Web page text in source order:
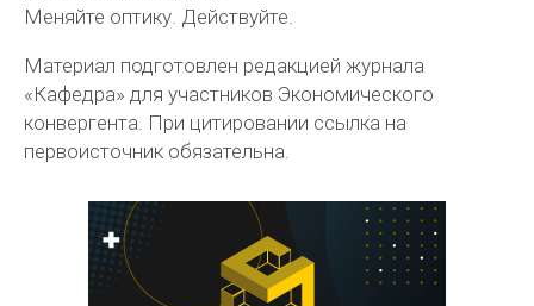
Меняйте оптику. Действуйте.
Материал подготовлен редакцией журнала
«Кафедра» для участников Экономического
конвергента. При цитировании ссылка на
первоисточник обязательна.